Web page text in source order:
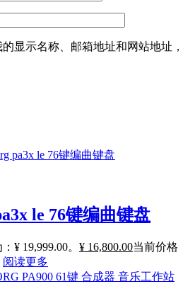
显示名称、邮箱地址和网站地址，
le 76键编曲键盘
¥ 19,999.00。 ¥ 16,800.00当前价格
阅读更多